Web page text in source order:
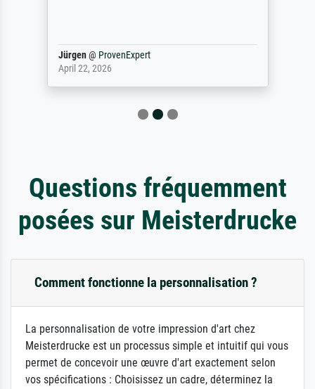
Jürgen@ ProvenExpert
April 22, 2026
Questions fréquemment
posées sur Meisterdrucke
Comment fonctionne la personnalisation ?
La personnalisation de votre impression d'art chez
Meisterdrucke est un processus simple et intuitif qui vous
permet de concevoir une œuvre d'art exactement selon
vos spécifications : Choisissez un cadre, déterminez la